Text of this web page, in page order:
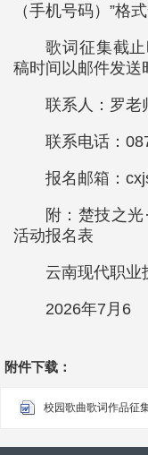
（手机号码）”格式
歌词征集截
稿时间以邮件发送
联系人：罗老
联系电话：
报名邮箱：
附：楚技之
活动报名表
云南现代职业
2026年7月6
附件下载：